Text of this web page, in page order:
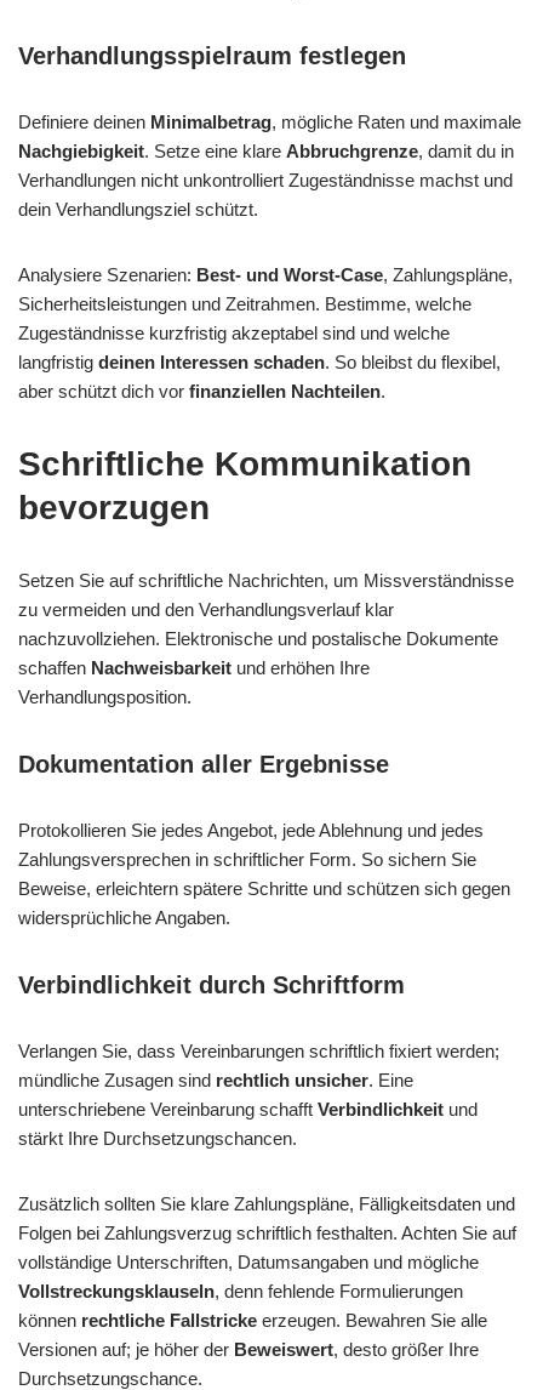
Verhandlungsspielraum festlegen
Definiere deinen Minimalbetrag, mögliche Raten und maximale
Nachgiebigkeit. Setze eine klare Abbruchgrenze, damit du in
Verhandlungen nicht unkontrolliert Zugeständnisse machst und
dein Verhandlungsziel schützt.
Analysiere Szenarien: Best- und Worst-Case, Zahlungspläne,
Sicherheitsleistungen und Zeitrahmen. Bestimme, welche
Zugeständnisse kurzfristig akzeptabel sind und welche
langfristig deinen Interessen schaden. So bleibst du flexibel,
aber schützt dich vor finanziellen Nachteilen.
Schriftliche Kommunikation
bevorzugen
Setzen Sie auf schriftliche Nachrichten, um Missverständnisse
zu vermeiden und den Verhandlungsverlauf klar
nachzuvollziehen. Elektronische und postalische Dokumente
schaffen Nachweisbarkeit und erhöhen Ihre
Verhandlungsposition.
Dokumentation aller Ergebnisse
Protokollieren Sie jedes Angebot, jede Ablehnung und jedes
Zahlungsversprechen in schriftlicher Form. So sichern Sie
Beweise, erleichtern spätere Schritte und schützen sich gegen
widersprüchliche Angaben.
Verbindlichkeit durch Schriftform
Verlangen Sie, dass Vereinbarungen schriftlich fixiert werden;
mündliche Zusagen sind rechtlich unsicher. Eine
unterschriebene Vereinbarung schafft Verbindlichkeit und
stärkt Ihre Durchsetzungschancen.
Zusätzlich sollten Sie klare Zahlungspläne, Fälligkeitsdaten und
Folgen bei Zahlungsverzug schriftlich festhalten. Achten Sie auf
vollständige Unterschriften, Datumsangaben und mögliche
Vollstreckungsklauseln, denn fehlende Formulierungen
können rechtliche Fallstricke erzeugen. Bewahren Sie alle
Versionen auf; je höher der Beweiswert, desto größer Ihre
Durchsetzungschance.